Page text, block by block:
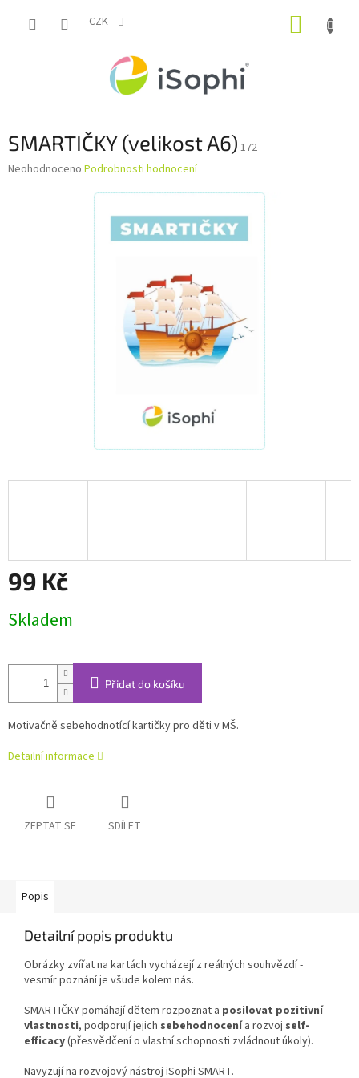
CZK
SMARTIČKY (velikost A6) 172
Průměrné
Neohodnoceno Podrobnosti hodnocení
99 Kč
cena:
Skladem
Přidat do košíku
Motivačně sebehodnotící kartičky pro děti v MŠ.
Detailní informace
ZEPTAT SE SDÍLET
Popis
Detailní popis produktu
Obrázky zvířat na kartách vycházejí z reálných souhvězdí -
vesmír poznání je všude kolem nás.
SMARTIČKY pomáhají dětem rozpoznat a posilovat pozitivní
vlastnosti, podporují jejich sebehodnocenía rozvoj self-
efficacy(přesvědčení o vlastní schopnosti zvládnout úkoly).
Navyzují na rozvojový nástroj iSophi SMART.